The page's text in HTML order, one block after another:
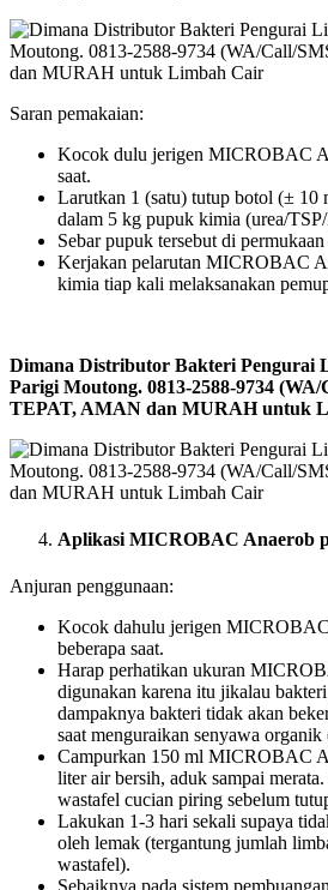
Saran pemakaian:
Kocok dulu jerigen MICROBAC
saat.
Larutkan 1 (satu) tutup botol (±
dalam 5 kg pupuk kimia (urea/
Sebar pupuk tersebut di
Kerjakan pelarutan MICROBAC
kimia tiap kali melaksanakan
Dimana Distributor Bakteri Pengurai
Parigi Moutong. 0813-2588-9734 (WA/
TEPAT, AMAN dan MURAH untuk
Aplikasi MICROBAC Anaerob
Anjuran penggunaan:
Kocok dahulu jerigen
beberapa saat.
Harap perhatikan ukuran
digunakan karena itu jikalau
dampaknya bakteri tidak akan
saat menguraikan senyawa
Campurkan 150 ml MICROBAC
liter air bersih, aduk sampai
wastafel cucian piring sebelum
Lakukan 1-3 hari sekali supaya
oleh lemak (tergantung jumlah
wastafel).